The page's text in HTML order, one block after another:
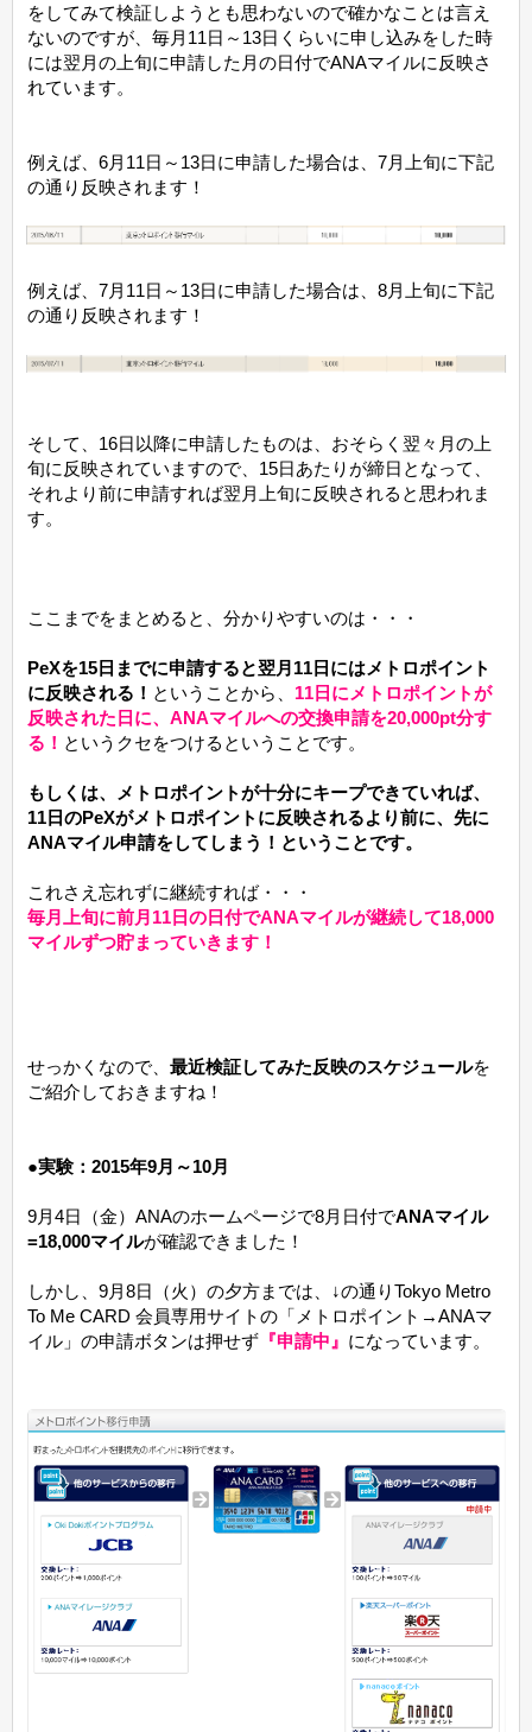
をしてみて検証しようとも思わないので確かなことは言え
ないのですが、毎月11日～13日くらいに申し込みをした時
には翌月の上旬に申請した月の日付でANAマイルに反映さ
れています。
例えば、6月11日～13日に申請した場合は、7月上旬に下記
の通り反映されます！
例えば、7月11日～13日に申請した場合は、8月上旬に下記
の通り反映されます！
そして、16日以降に申請したものは、おそらく翌々月の上
旬に反映されていますので、15日あたりが締日となって、
それより前に申請すれば翌月上旬に反映されると思われま
す。
ここまでをまとめると、分かりやすいのは・・・
PeXを15日までに申請すると翌月11日にはメトロポイント
に反映される！ ということから、 11日にメトロポイントが
反映された日に、ANAマイルへの交換申請を20,000pt分す
る！ というクセをつけるということです。
もしくは、メトロポイントが十分にキープできていれば、
11日のPeXがメトロポイントに反映されるより前に、先に
ANAマイル申請をしてしまう！ということです。
これさえ忘れずに継続すれば・・・
毎月上旬に前月11日の日付でANAマイルが継続して18,000
マイルずつ貯まっていきます！
せっかくなので、 最近検証してみた反映のスケジュールを
ご紹介しておきますね！
●実験：2015年9月～10月
9月4日（金）ANAのホームページで8月日付でANAマイル
=18,000マイルが確認できました！
しかし、9月8日（火）の夕方までは、↓の通りTokyo Metro
To Me CARD 会員専用サイトの「メトロポイント→ANAマ
イル」の申請ボタンは押せず『申請中』 になっています。